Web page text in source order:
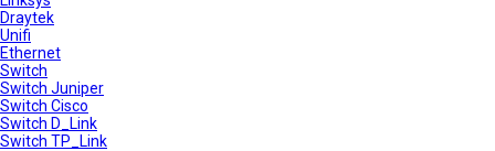
Draytek
Unifi
Ethernet
Switch
Switch Juniper
Switch Cisco
Switch D_Link
Switch TP_Link